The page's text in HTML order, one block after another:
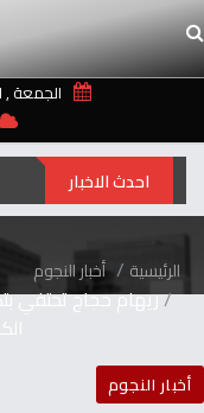
الجمعة ,
احدث الاخبار
الرئيسية أخبار النجوم
ريهام حجاج تحتفي
أخبار النجوم